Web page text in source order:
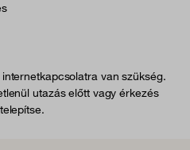
van szükség.
utazás előtt vagy érkezés